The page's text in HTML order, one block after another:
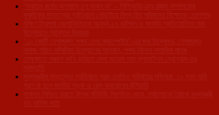
‘সনাতন ধর্মের অপমানে চুপ থাকব না’ – সিপিআই(এম) রাজ্য সম্পাদকের
কুরুচিকর মন্তব্যের প্রতিবাদে খোয়াইয়ে বিশ্ব হিন্দু পরিষদের বিক্ষোভে তোলপাড়
দক্ষিণ ত্রিপুরা জেলাভিত্তিক অনূর্ধ্ব-১৭ ভলিবল ও কাবাডি প্রতিযোগিতা শুরু,
উদ্বোধনে প্রাক্তন বিধায়ক
‘১০ কোটি নেশামুক্ত শপথ মেগা ক্যাম্পেইন’-এর শুভ উদ্বোধন, নেশামুক্ত
সমাজ গঠনে সম্মিলিত উদ্যোগের আহ্বান, শপথ নিলেন শতাধিক মানুষ
লেফুঙ্গাতে পঞ্চাশ কানি জমিতে মেগা অয়েল পাম প্লানটেশন প্রোগ্রাম এর
প্রস্তুতি
মুখ্যমন্ত্রীর মন্তব্যের প্রতিবাদে সরব এসপিও পরিবারের মহিলারা, ১০ দফা দাবি
পূরণ না হলে জাতীয় সড়ক ও রেল অবরোধের হুঁশিয়ারি
সুশাসন নিশ্চিত করতে টাস্ক মনিটরিং সিস্টেমে জোর, পর্যালোচনা বৈঠকে মুখ্যমন্ত্রী
ডাঃ মানিক সাহা